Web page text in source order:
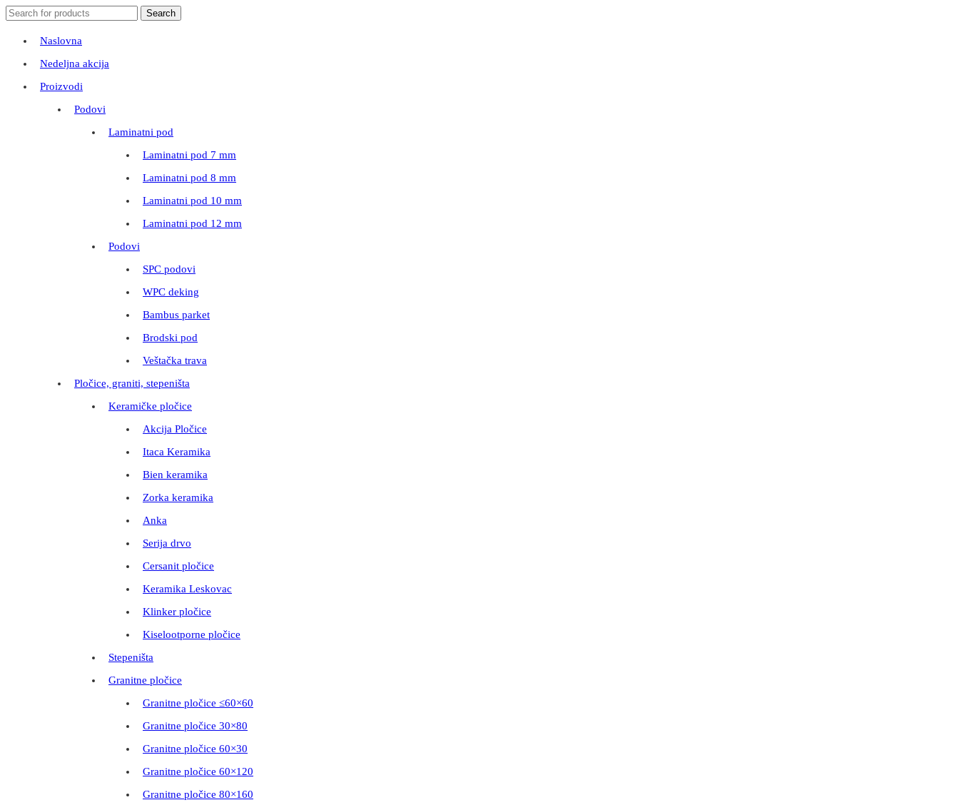
Search
for:
Search
Naslovna
Nedeljna akcija
Proizvodi
Podovi
Laminatni pod
Laminatni pod 7 mm
Laminatni pod 8 mm
Laminatni pod 10 mm
Laminatni pod 12 mm
Podovi
SPC podovi
WPC deking
Bambus parket
Brodski pod
Veštačka trava
Pločice, graniti, stepeništa
Keramičke pločice
Akcija Pločice
Itaca Keramika
Bien keramika
Zorka keramika
Anka
Serija drvo
Cersanit pločice
Keramika Leskovac
Klinker pločice
Kiselootporne pločice
Stepeništa
Granitne pločice
Granitne pločice ≤60×60
Granitne pločice 30×80
Granitne pločice 60×30
Granitne pločice 60×120
Granitne pločice 80×160